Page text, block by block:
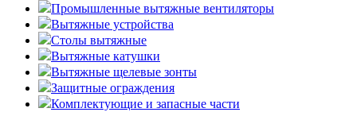
Промышленные вытяжные вентиляторы
Вытяжные устройства
Столы вытяжные
Вытяжные катушки
Вытяжные щелевые зонты
Защитные ограждения
Комплектующие и запасные части